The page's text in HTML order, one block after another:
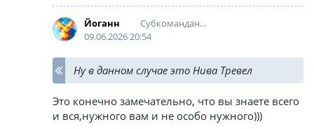
Йоганн
Cубкоманданте Маркос
09.06.2026 20:54
Ну в данном случае это Нива Тревел
Это конечно замечательно, что вы знаете всего
и вся,нужного вам и не особо нужного)))